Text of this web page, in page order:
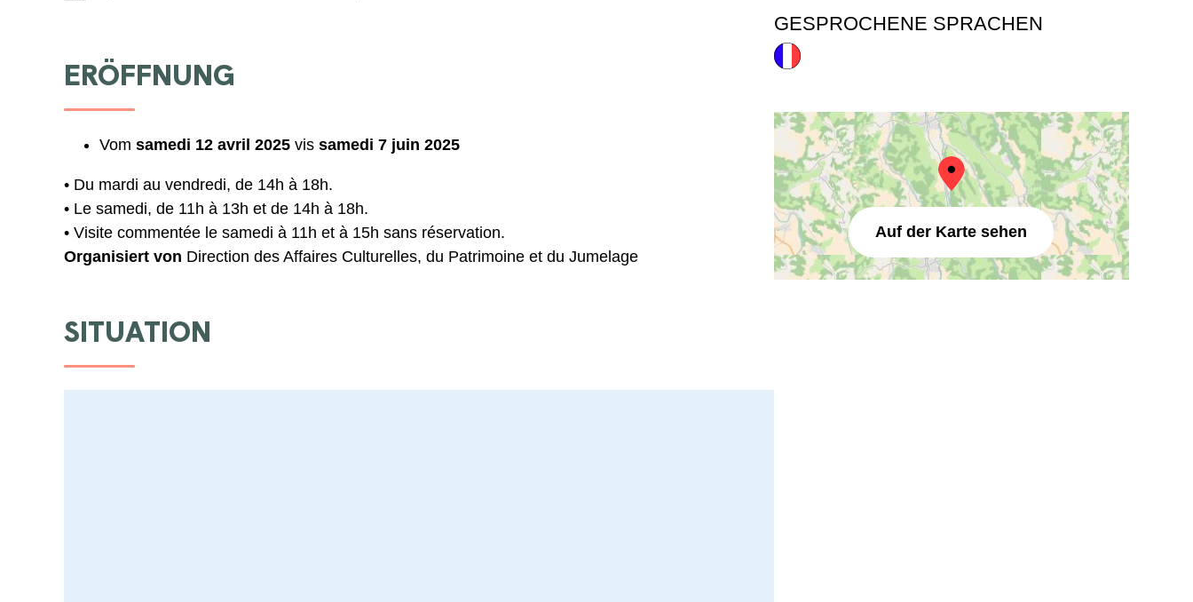
ERÖFFNUNG
Vom samedi 12 avril 2025 vis samedi 7 juin 2025
• Du mardi au vendredi, de 14h à 18h.
• Le samedi, de 11h à 13h et de 14h à 18h.
• Visite commentée le samedi à 11h et à 15h sans réservation.
Organisiert von Direction des Affaires Culturelles, du Patrimoine et du Jumelage
SITUATION
GESPROCHENE SPRACHEN
Auf der Karte sehen